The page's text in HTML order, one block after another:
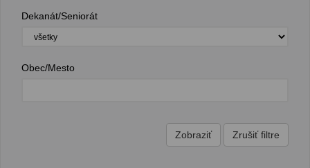
Dekanát/Seniorát
Obec/Mesto